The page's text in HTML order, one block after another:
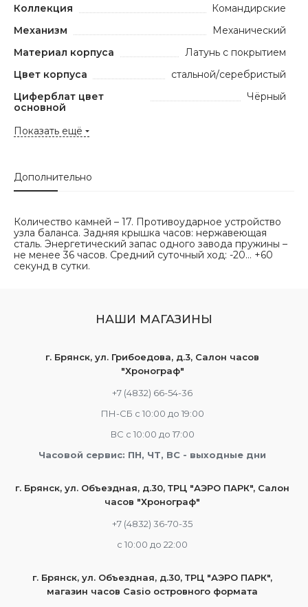
Коллекция
Командирские
Механизм
Механический
Материал корпуса
Латунь с покрытием
Цвет корпуса
стальной/серебристый
Циферблат цвет
основной
Чёрный
Показать ещё
Дополнительно
Количество камней – 17. Противоударное устройство
узла баланса. Задняя крышка часов: нержавеющая
сталь. Энергетический запас одного завода пружины –
не менее 36 часов. Средний суточный ход: -20… +60
секунд в сутки.
НАШИ МАГАЗИНЫ
г. Брянск, ул. Грибоедова, д.3, Салон часов
"Хронограф"
+7 (4832) 66-54-36
ПН-СБ с 10:00 до 19:00
ВС с 10:00 до 17:00
Часовой сервис: ПН, ЧТ, ВС - выходные дни
г. Брянск, ул. Объездная, д.30, ТРЦ "АЭРО ПАРК", Салон
часов "Хронограф"
+7 (4832) 36-70-35
c 10:00 до 22:00
г. Брянск, ул. Объездная, д.30, ТРЦ "АЭРО ПАРК",
магазин часов Casio островного формата